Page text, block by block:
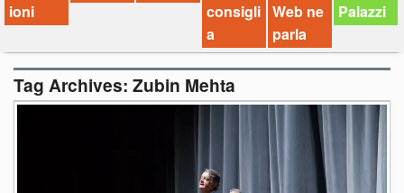
Chi siamo
Contatti
ioni
consigli
a
Web ne
parla
Palazzi
Tag Archives: Zubin Mehta